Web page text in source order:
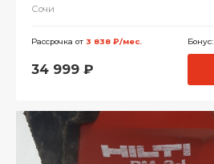
Сочи
Рассрочка от 3 838 ₽/мес. Бонус:
34 999 ₽